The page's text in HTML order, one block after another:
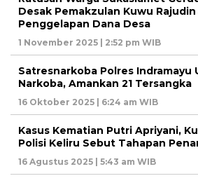
Desak Pemakzulan Kuwu
Penggelapan Dana Desa
1 November 2025 | 2:52 pm WIB
Satresnarkoba Polres Indramayu
Narkoba, Amankan 21 Tersangka
16 Oktober 2025 | 6:24 am WIB
Kasus Kematian Putri Apriyani,
Polisi Keliru Sebut Tahapan
16 Agustus 2025 | 5:43 am WIB